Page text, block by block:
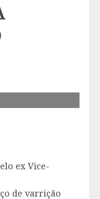
ex Vice-
de varrição